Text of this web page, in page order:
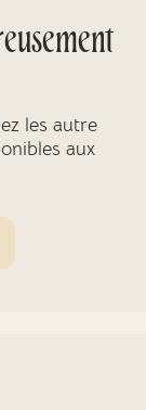
les autre
aux